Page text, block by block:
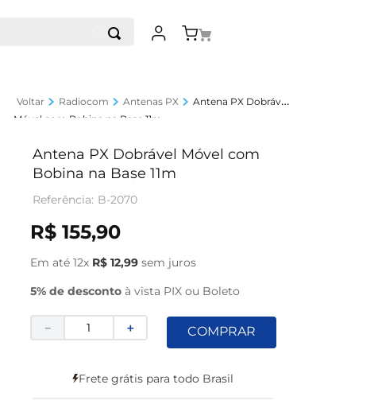
Radiocom Antenas PX
Antena PX Dobrável
Móvel com Bobina na Base 11m
Antena PX Dobrável Móvel com
Bobina na Base 11m
B-2070
R$ 155,90
Em até 12x R$ 12,99sem juros
5% de descontoà vista PIX ou Boleto
＋
－ COMPRAR
Frete grátis para todo Brasil